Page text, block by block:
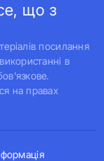
що з
посилання
в
на правах